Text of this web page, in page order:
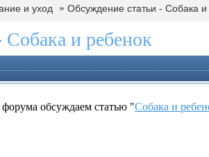
и уход » Обсуждение статьи - Собака и
и ребенок
обсуждаем статью "Собака и